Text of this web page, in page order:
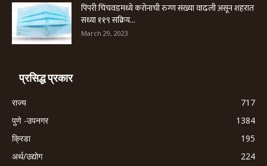
पिंपरी चिंचवडमध्ये करोनाची रुग्ण संख्या वाढली असून शहरात
सध्या ११९ सक्रिय...
March 29, 2023
प्रसिद्ध प्रकार
राज्य
717
पुणे -उपनगर
1384
क्रिडा
195
अर्थ/उद्योग
224